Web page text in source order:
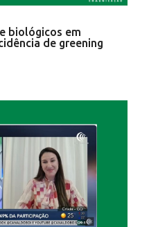
biológicos em
de greening